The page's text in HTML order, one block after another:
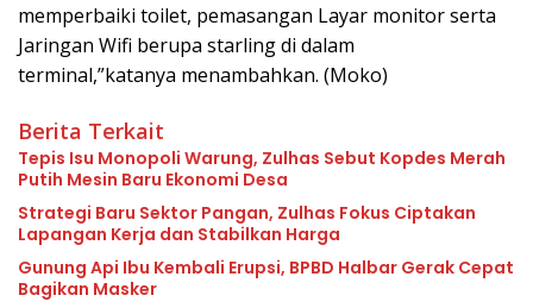
memperbaiki toilet, pemasangan Layar monitor serta
Jaringan Wifi berupa starling di dalam
terminal,”katanya menambahkan. (Moko)
Berita Terkait
Tepis Isu Monopoli Warung, Zulhas Sebut Kopdes Merah
Putih Mesin Baru Ekonomi Desa
Strategi Baru Sektor Pangan, Zulhas Fokus Ciptakan
Lapangan Kerja dan Stabilkan Harga
Gunung Api Ibu Kembali Erupsi, BPBD Halbar Gerak Cepat
Bagikan Masker